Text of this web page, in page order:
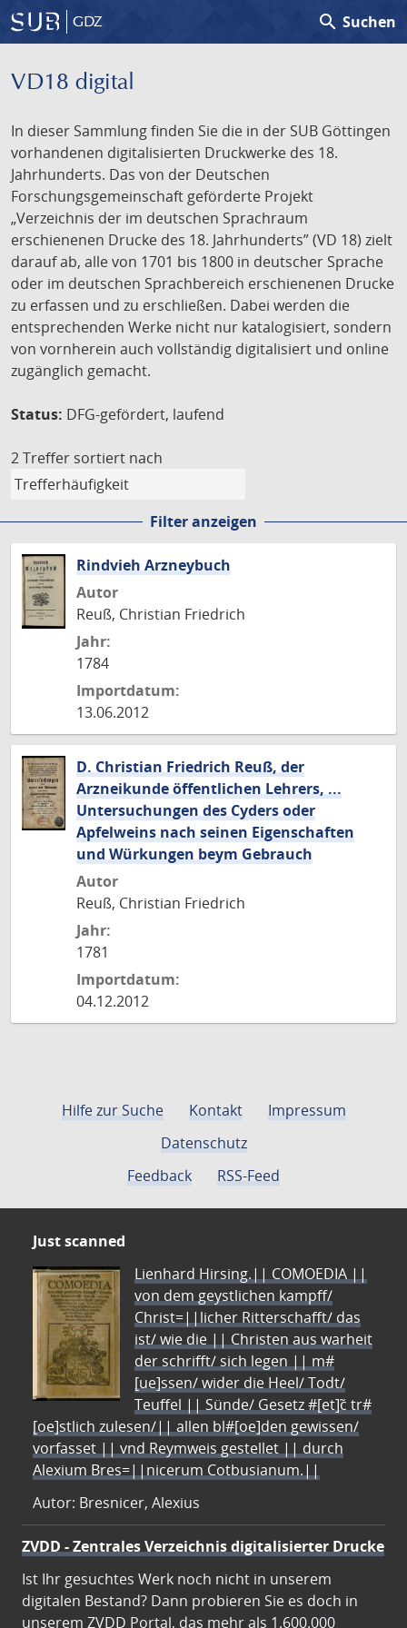
GDZ search Suchen
VD18 digital
In dieser Sammlung finden Sie die in der SUB Göttingen
vorhandenen digitalisierten Druckwerke des 18.
Jahrhunderts. Das von der Deutschen
Forschungsgemeinschaft geförderte Projekt
„Verzeichnis der im deutschen Sprachraum
erschienenen Drucke des 18. Jahrhunderts” (VD 18) zielt
darauf ab, alle von 1701 bis 1800 in deutscher Sprache
oder im deutschen Sprachbereich erschienenen Drucke
zu erfassen und zu erschließen. Dabei werden die
entsprechenden Werke nicht nur katalogisiert, sondern
von vornherein auch vollständig digitalisiert und online
zugänglich gemacht.
Status: DFG-gefördert, laufend
2 Treffer sortiert nach
Filter anzeigen
Rindvieh Arzneybuch
Autor
Reuß, Christian Friedrich
Jahr:
1784
Importdatum:
13.06.2012
D. Christian Friedrich Reuß, der
Arzneikunde öffentlichen Lehrers, ...
Untersuchungen des Cyders oder
Apfelweins nach seinen Eigenschaften
und Würkungen beym Gebrauch
Autor
Reuß, Christian Friedrich
Jahr:
1781
Importdatum:
04.12.2012
Hilfe zur Suche Kontakt
Impressum
Datenschutz
Feedback
RSS-Feed
Just scanned
Lienhard Hirsing.|| COMOEDIA ||
von dem geystlichen kampff/
Christ=||licher Ritterschafft/ das
ist/ wie die || Christen aus warheit
der schrifft/ sich legen || m#
[ue]ssen/ wider die Heel/ Todt/
Teuffel || Sünde/ Gesetz #[et]c̃ tr#
[oe]stlich zulesen/|| allen bl#[oe]den gewissen/
vorfasset || vnd Reymweis gestellet || durch
Alexium Bres=||nicerum Cotbusianum.||
Autor: Bresnicer, Alexius
ZVDD - Zentrales Verzeichnis digitalisierter Drucke
Ist Ihr gesuchtes Werk noch nicht in unserem
digitalen Bestand? Dann probieren Sie es doch in
unserem ZVDD Portal, das mehr als 1.600.000